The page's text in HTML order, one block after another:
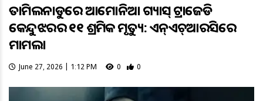
ତାମିଲନାଡୁରେ ଆମୋନିଆ ଗ୍ୟାସ୍ ଟ୍ରାଜେଡି
କେନ୍ଦୁଝରର ୧୧ ଶ୍ରମିକ ମୃତ୍ୟୁ: ଏନ୍ଏଚ୍ଆରସିରେ
ମାମଲା
June 27, 2026 | 1:12 PM 0 0